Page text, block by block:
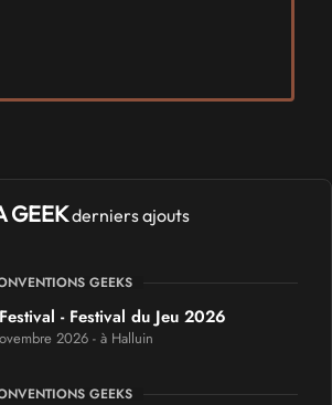
GEEKderniers ajouts
GEEKS
- Festival du Jeu 2026
2026 - à Halluin
GEEKS